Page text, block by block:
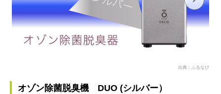
出典：ふるなび
オゾン除菌脱臭機 DUO (シルバー）